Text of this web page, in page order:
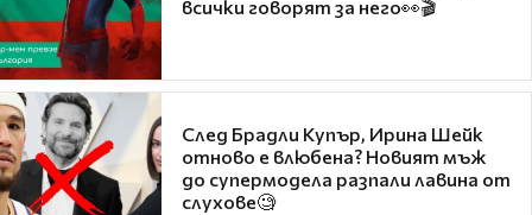
всички говорят за него👀🎬
След Брадли Купър, Ирина Шейк
отново е влюбена? Новият мъж
до супермодела разпали лавина от
слухове🧐